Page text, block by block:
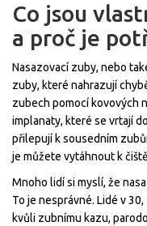
Co jsou
a proč je
Nasazovací zuby, nebo
zuby, které nahrazují
zubech pomocí kovových
implanaty, které se vrtají
přilepují k sousedním
je můžete vytáhnout k
Mnoho lidí si myslí, že
To je nesprávné. Lidé v
kvůli zubnímu kazu,